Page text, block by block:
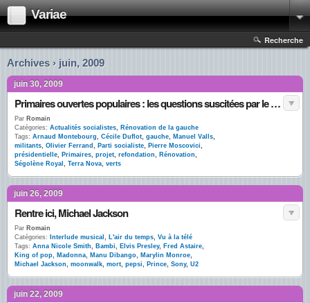
Variae
Recherche
Archives › juin, 2009
juin 30, 2009
Primaires ouvertes populaires : les questions suscitées par le rapport Montebourg/Ferrand
Par Romain
Catégories: Actualités socialistes, Rénovation de la gauche
Tags: Arnaud Montebourg, Cécile Duflot, gauche, Manuel Valls,
militants, Olivier Ferrand , Parti socialiste, Pierre Moscovici,
présidentielle, Primaires, projet, refondation, Rénovation,
Ségolène Royal , Terra Nova, verts
juin 26, 2009
Rentre ici, Michael Jackson
Par Romain
Catégories:
Interlude musical , L'air du temps, Vu à la télé
Tags: Anna Nicole Smith, Bambi, Elvis Presley, Fred Astaire,
King of pop, Madonna, Manu Dibango, Marylin Monroe,
Michael Jackson, moonwalk, mort, pepsi, Prince, Sony, U2
juin 22, 2009